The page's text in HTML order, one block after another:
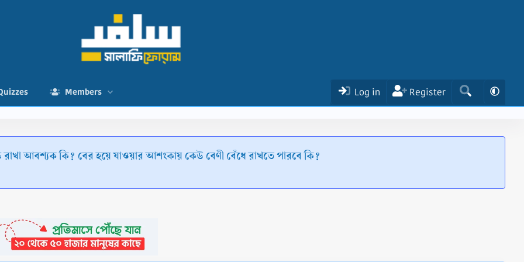
Members Log in Register
আবশ্যক কি? বের হয়ে যাওয়ার আশংকায় কেউ বেণী বেঁধে রাখতে পারবে কি?